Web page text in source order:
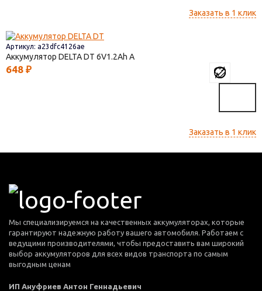
Заказать в 1 клик
Артикул: a23dfc4126ae
Аккумулятор DELTA DT 6V1.2
648 ₽
Заказать в 1 клик
Мы специализируемся на качественных аккумуляторах, которые
гарантируют надежную работу вашего автомобиля. Работаем с
ведущими производителями, чтобы предоставить вам широкий
выбор аккумуляторов для всех видов транспорта по самым
выгодным ценам
ИП Ануфриев Антон Геннадьевич